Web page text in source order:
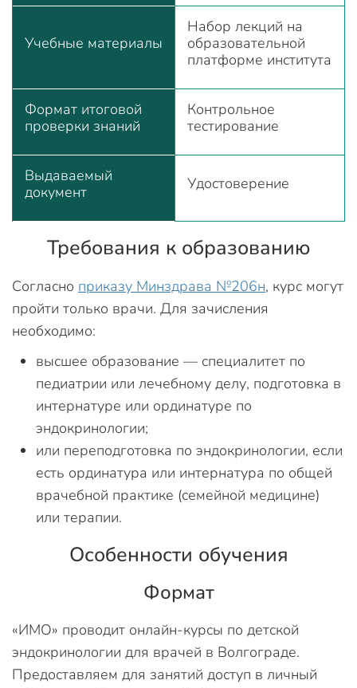
Учебные материалы
Набор лекций на
образовательной
платформе института
Формат итоговой
проверки знаний
Контрольное
тестирование
Выдаваемый
документ
Удостоверение
Требования к образованию
Согласно приказу Минздрава №206н, курс могут
пройти только врачи. Для зачисления
необходимо:
высшее образование — специалитет по
педиатрии или лечебному делу, подготовка в
интернатуре или ординатуре по
эндокринологии;
или переподготовка по эндокринологии, если
есть ординатура или интернатура по общей
врачебной практике (семейной медицине)
или терапии.
Особенности обучения
Формат
«ИМО» проводит онлайн-курсы по детской
эндокринологии для врачей в Волгограде.
Предоставляем для занятий доступ в личный